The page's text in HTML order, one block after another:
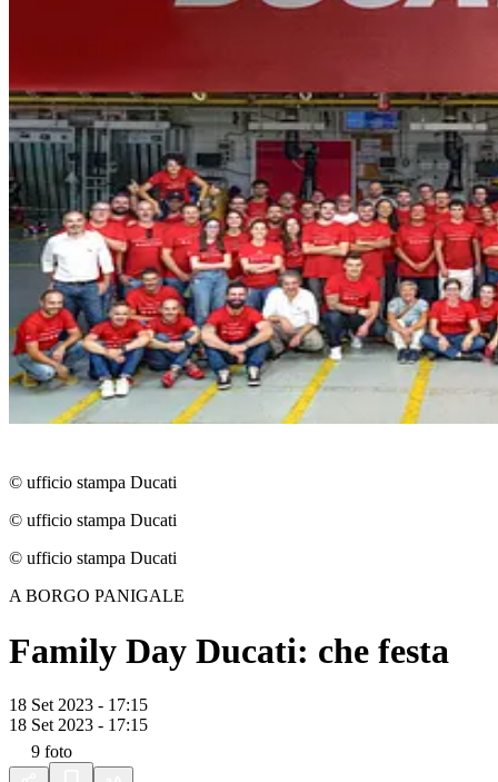
© ufficio stampa Ducati
© ufficio stampa Ducati
© ufficio stampa Ducati
A BORGO PANIGALE
Family Day Ducati: che festa
18 Set 2023 - 17:15
18 Set 2023 - 17:15
9 foto